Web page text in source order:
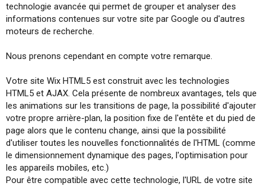
technologie avancée qui permet de grouper et analyser des
informations contenues sur votre site par Google ou d'autres
moteurs de recherche.
Nous prenons cependant en compte votre remarque.
Votre site Wix HTML5 est construit avec les technologies
HTML5 et AJAX. Cela présente de nombreux avantages, tels que
les animations sur les transitions de page, la possibilité d'ajouter
votre propre arrière-plan, la position fixe de l'entête et du pied de
page alors que le contenu change, ainsi que la possibilité
d'utiliser toutes les nouvelles fonctionnalités de l'HTML (comme
le dimensionnement dynamique des pages, l'optimisation pour
les appareils mobiles, etc.)
Pour être compatible avec cette technologie, l'URL de votre site